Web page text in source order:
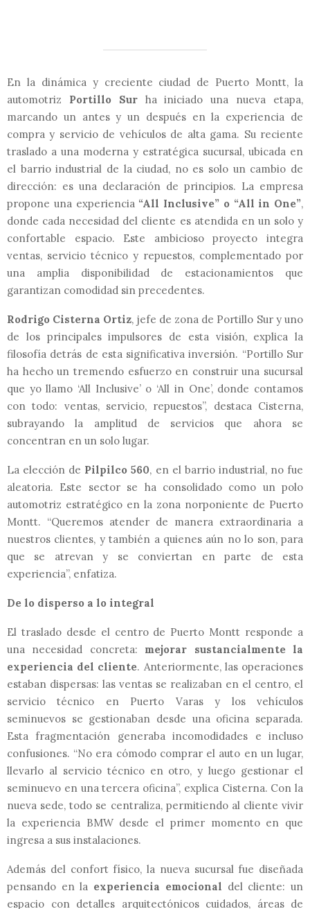
En la dinámica y creciente ciudad de Puerto Montt, la
automotriz Portillo Surha iniciado una nueva etapa,
marcando un antes y un después en la experiencia de
compra y servicio de vehículos de alta gama. Su reciente
traslado a una moderna y estratégica sucursal, ubicada en
el barrio industrial de la ciudad, no es solo un cambio de
dirección: es una declaración de principios. La empresa
propone una experiencia “All Inclusive” o “All in One”,
donde cada necesidad del cliente es atendida en un solo y
confortable espacio. Este ambicioso proyecto integra
ventas, servicio técnico y repuestos, complementado por
una amplia disponibilidad de estacionamientos que
garantizan comodidad sin precedentes.
Rodrigo Cisterna Ortiz, jefe de zona de Portillo Sur y uno
de los principales impulsores de esta visión, explica la
filosofía detrás de esta significativa inversión. “Portillo Sur
ha hecho un tremendo esfuerzo en construir una sucursal
que yo llamo ‘All Inclusive’ o ‘All in One’, donde contamos
con todo: ventas, servicio, repuestos”, destaca Cisterna,
subrayando la amplitud de servicios que ahora se
concentran en un solo lugar.
La elección de Pilpilco 560, en el barrio industrial, no fue
aleatoria. Este sector se ha consolidado como un polo
automotriz estratégico en la zona norponiente de Puerto
Montt. “Queremos atender de manera extraordinaria a
nuestros clientes, y también a quienes aún no lo son, para
que se atrevan y se conviertan en parte de esta
experiencia”, enfatiza.
De lo disperso a lo integral
El traslado desde el centro de Puerto Montt responde a
una necesidad concreta: mejorar sustancialmente la
experiencia del cliente. Anteriormente, las operaciones
estaban dispersas: las ventas se realizaban en el centro, el
servicio técnico en Puerto Varas y los vehículos
seminuevos se gestionaban desde una oficina separada.
Esta fragmentación generaba incomodidades e incluso
confusiones. “No era cómodo comprar el auto en un lugar,
llevarlo al servicio técnico en otro, y luego gestionar el
seminuevo en una tercera oficina”, explica Cisterna. Con la
nueva sede, todo se centraliza, permitiendo al cliente vivir
la experiencia BMW desde el primer momento en que
ingresa a sus instalaciones.
Además del confort físico, la nueva sucursal fue diseñada
pensando en la experiencia emocional del cliente: un
espacio con detalles arquitectónicos cuidados, áreas de